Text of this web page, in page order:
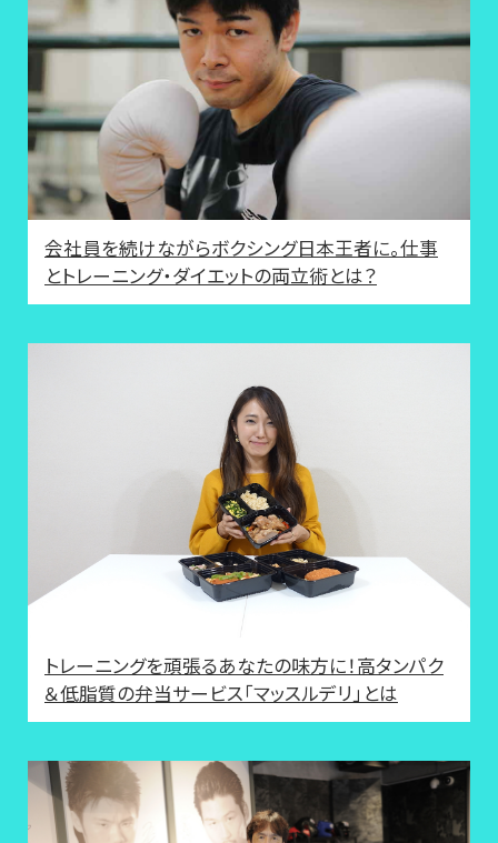
会社員を続けながらボクシング日本王者に。仕事
とトレーニング・ダイエットの両立術とは？
トレーニングを頑張るあなたの味方に！高タンパク
＆低脂質の弁当サービス「マッスルデリ」とは